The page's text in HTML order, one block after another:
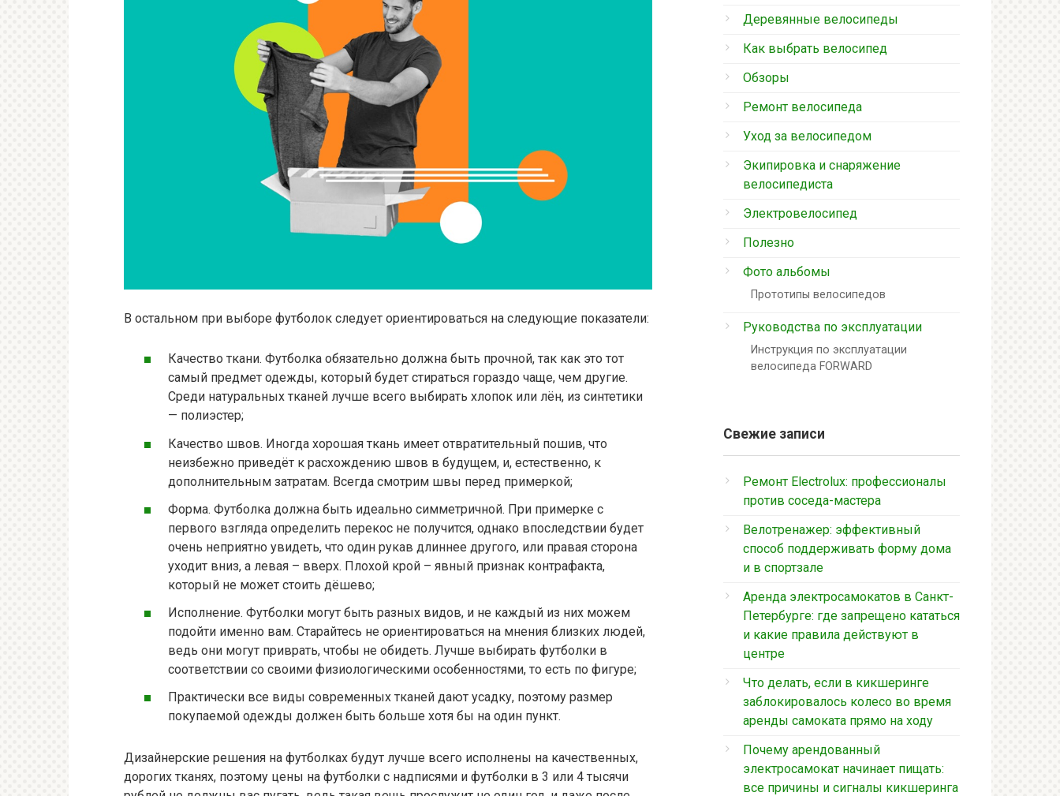
В остальном при выборе футболок следует ориентироваться на следующие показатели:
Качество ткани. Футболка обязательно должна быть прочной, так как это тот
самый предмет одежды, который будет стираться гораздо чаще, чем другие.
Среди натуральных тканей лучше всего выбирать хлопок или лён, из синтетики
— полиэстер;
Качество швов. Иногда хорошая ткань имеет отвратительный пошив, что
неизбежно приведёт к расхождению швов в будущем, и, естественно, к
дополнительным затратам. Всегда смотрим швы перед примеркой;
Форма. Футболка должна быть идеально симметричной. При примерке с
первого взгляда определить перекос не получится, однако впоследствии будет
очень неприятно увидеть, что один рукав длиннее другого, или правая сторона
уходит вниз, а левая – вверх. Плохой крой – явный признак контрафакта,
который не может стоить дёшево;
Исполнение. Футболки могут быть разных видов, и не каждый из них можем
подойти именно вам. Старайтесь не ориентироваться на мнения близких людей,
ведь они могут приврать, чтобы не обидеть. Лучше выбирать футболки в
соответствии со своими физиологическими особенностями, то есть по фигуре;
Практически все виды современных тканей дают усадку, поэтому размер
покупаемой одежды должен быть больше хотя бы на один пункт.
Дизайнерские решения на футболках будут лучше всего исполнены на качественных,
дорогих тканях, поэтому цены на футболки с надписями и футболки в 3 или 4 тысячи
Деревянные велосипеды
Как выбрать велосипед
Обзоры
Ремонт велосипеда
Уход за велосипедом
Экипировка и снаряжение
велосипедиста
Электровелосипед
Полезно
Фото альбомы
Прототипы велосипедов
Руководства по эксплуатации
Инструкция по эксплуатации
велосипеда FORWARD
Свежие записи
Ремонт Electrolux: профессионалы
против соседа-мастера
Велотренажер: эффективный
способ поддерживать форму дома
и в спортзале
Аренда электросамокатов в Санкт-
Петербурге: где запрещено кататься
и какие правила действуют в
центре
Что делать, если в кикшеринге
заблокировалось колесо во время
аренды самоката прямо на ходу
Почему арендованный
электросамокат начинает пищать:
все причины и сигналы кикшеринга